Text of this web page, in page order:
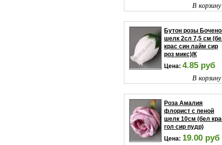
В
Бутон розы
шелк 2сл 7,5 см
крас син лайм сир
роз микс)/К
Цена: 4.85 руб
В
Роза Амалия
флорист с пеной
шелк 10см (бел
гол сир пудр)
Цена: 19.00 руб